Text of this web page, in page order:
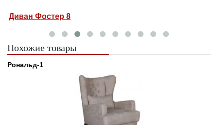
Диван Фостер 8
Похожие товары
Рональд-1